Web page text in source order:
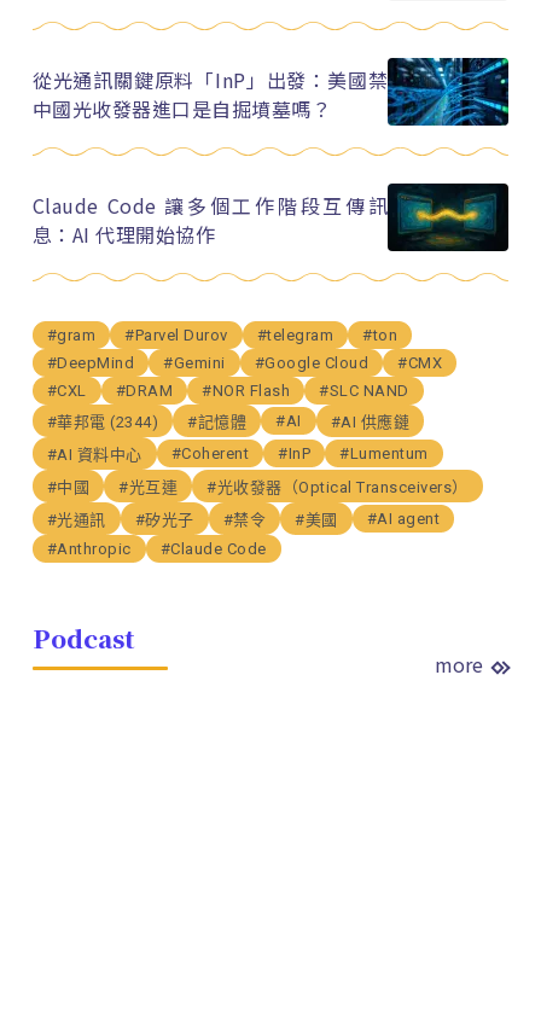
從光通訊關鍵原料「InP」出發：美國禁
中國光收發器進口是自掘墳墓嗎？
Claude Code 讓多個工作階段互傳訊
息：AI 代理開始協作
#gram #Parvel Durov #telegram
#ton
#DeepMind
#Gemini #Google Cloud
#CMX
#CXL
#DRAM #NOR Flash
#SLC NAND
#華邦電 (2344)
#記憶體 #AI
#AI 供應鏈
#AI 資料中心
#Coherent #InP
#Lumentum
#中國
#光互連
#光收發器（Optical Transceivers）
#光通訊
#矽光子 #禁令 #美國
#AI agent
#Anthropic
#Claude Code
Podcast
more